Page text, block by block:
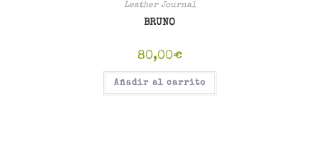
Leather Journal
BRUNO
80,00€
Añadir al carrito